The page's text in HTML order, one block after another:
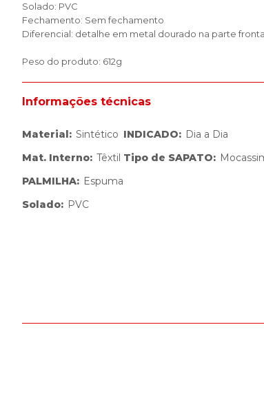
Solado: PVC
Fechamento: Sem fechamento
Diferencial: detalhe em metal dourado na parte
Peso do produto: 612g
Informações técnicas
Material: Sintético
Mat. Interno: Têxtil
PALMILHA: Espuma
Solado: PVC
INDICADO: Dia a Dia
Tipo de SAPATO: